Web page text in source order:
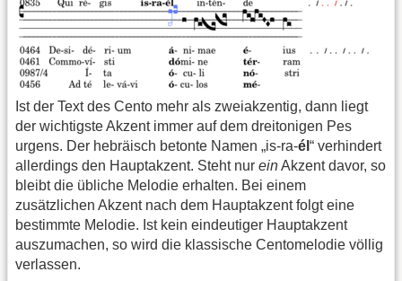
Ist der Text des Cento mehr als zweiakzentig, dann liegt
der wichtigste Akzent immer auf dem dreitonigen Pes
urgens. Der hebräisch betonte Namen „is-ra-él “ verhindert
allerdings den Hauptakzent. Steht nur einAkzent davor, so
bleibt die übliche Melodie erhalten. Bei einem
zusätzlichen Akzent nach dem Hauptakzent folgt eine
bestimmte Melodie. Ist kein eindeutiger Hauptakzent
auszumachen, so wird die klassische Centomelodie völlig
verlassen.